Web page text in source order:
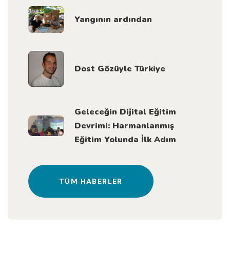
Yangının ardından
Dost Gözüyle Türkiye
Geleceğin Dijital Eğitim
Devrimi: Harmanlanmış
Eğitim Yolunda İlk Adım
TÜM HABERLER